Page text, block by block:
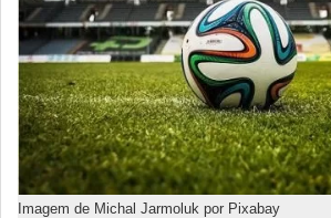
Imagem de Michal Jarmoluk por Pixabay